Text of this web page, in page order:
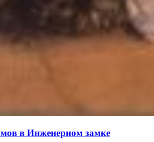
в Инженерном замке